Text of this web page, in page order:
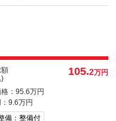
105.2万円
：95.6万円
9.6万円
備：整備付